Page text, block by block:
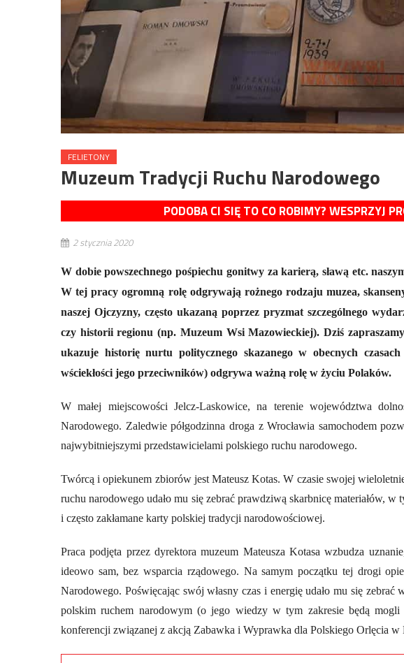
FELIETONY
Muzeum Tradycji Ruchu Narodowego
PODOBA CI SIĘ TO CO ROBIMY? WESPRZYJ
2 stycznia 2020
W dobie powszechnego pośpiechu gonitwy za karierą, sławą etc.
W tej pracy ogromną rolę odgrywają rożnego rodzaju muzea,
naszej Ojczyzny, często ukazaną poprzez pryzmat szczególnego
czy historii regionu (np. Muzeum Wsi Mazowieckiej). Dziś
ukazuje historię nurtu politycznego skazanego w obecnych
wściekłości jego przeciwników) odgrywa ważną rolę w życiu Polaków.
W małej miejscowości Jelcz-Laskowice, na terenie województwa
Narodowego. Zaledwie półgodzinna droga z Wrocławia samochodem
najwybitniejszymi przedstawicielami polskiego ruchu narodowego.
Twórcą i opiekunem zbiorów jest Mateusz Kotas. W czasie swojej
ruchu narodowego udało mu się zebrać prawdziwą skarbnicę materiałów,
i często zakłamane karty polskiej tradycji narodowościowej.
Praca podjęta przez dyrektora muzeum Mateusza Kotasa wzbudza
ideowo sam, bez wsparcia rządowego. Na samym początku tej drogi
Narodowego. Poświęcając swój własny czas i energię udało mu się
polskim ruchem narodowym (o jego wiedzy w tym zakresie będą
konferencji związanej z akcją Zabawka i Wyprawka dla Polskiego Orlęcia w